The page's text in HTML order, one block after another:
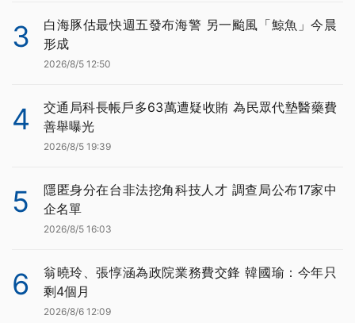
3
白海豚估最快週五發布海警 另一颱風「鯨魚」今晨
形成
2026/8/5 12:50
4
交通局科長帳戶多63萬遭疑收賄 為民眾代墊醫藥費
善舉曝光
2026/8/5 19:39
5
隱匿身分在台非法挖角科技人才 調查局公布17家中
企名單
2026/8/5 16:03
6
翁曉玲、張惇涵為政院業務費交鋒 韓國瑜：今年只
剩4個月
2026/8/6 12:09